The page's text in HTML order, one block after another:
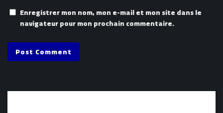
Enregistrer mon nom, mon e-mail et mon site dans le
navigateur pour mon prochain commentaire.